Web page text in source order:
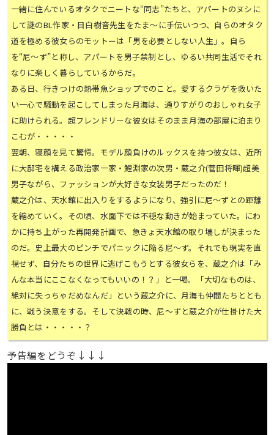
一緒に住んでいるオタクでニートな“同志”たちと、アパートのヌシに
して謎のBL作家・目白樹音先生をたま～に手伝いつつ、自らのオタク
道を極める彼女らのモットーは「男を必要としない人生」。自ら
を“尼～ず”と称し、アパートを男子禁制とし、ゆるい共同生活でそれ
なりに楽しく暮らしているからだ。
ある日、行きつけの熱帯魚ショップでのこと。愛するクラゲを救いた
い一心で騒動を起こしてしまった月海は、通りすがりのおしゃれ女子
に助けられる。超フレンドリーな彼女はそのまま月海の部屋に泊まり
こむが・・・・・
翌朝、寝顔を見て驚愕。モデル顔負けのルックスを持つ彼女は、近所
に大邸宅を構える政治家一家・鯉淵家の次男・蔵之介(菅田将暉)超美
男子ながら、ファッションが大好きな女装男子だったのだ！
蔵之介は、天水館に出入りをするようになり、強引に尼～ずとの距離
を縮めていく。その頃、水面下では不穏な動きが始まっていた。にわ
かに持ち上がった再開発計画で、急きょ天水館の取り壊しが決まった
のだ。史上最大のピンチでパニックに陥る尼～ず。それでも現実を直
視せず、自分たちの世界に逃げこもうとする彼女らを、蔵之介は「み
んな本当にここなくなってもいいの！？」と一喝。「大切なものは、
絶対に失っちゃだめなんだ」という蔵之介に、月海も仲間たちととも
に、戦う決意をする。そして決戦の時、尼～ずと蔵之介が仕掛けた大
勝負とは・・・・・？
予告編をどうぞ↓↓↓